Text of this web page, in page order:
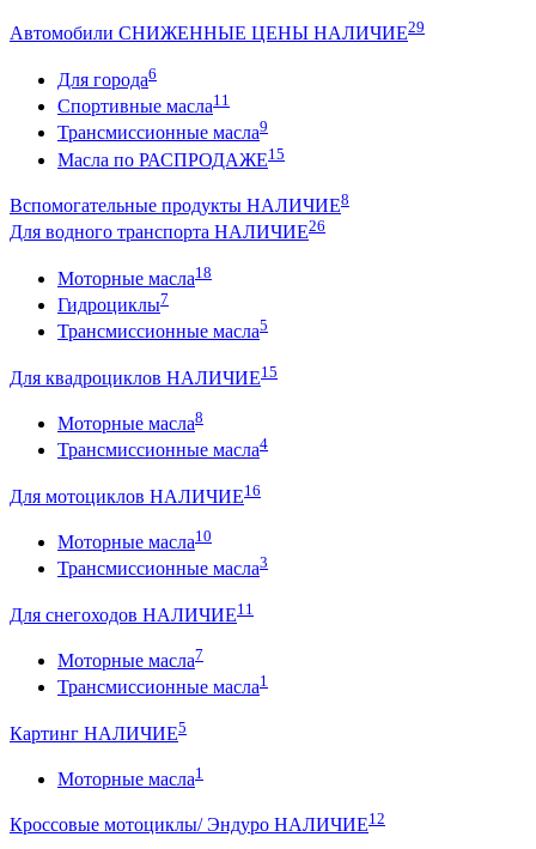
Автомобили СНИЖЕННЫЕ ЦЕНЫ НАЛИЧИЕ29
Для города6
Спортивные масла11
Трансмиссионные масла9
Масла по РАСПРОДАЖЕ15
Вспомогательные продукты НАЛИЧИЕ8
Для водного транспорта НАЛИЧИЕ26
Моторные масла18
Гидроциклы7
Трансмиссионные масла5
Для квадроциклов НАЛИЧИЕ15
Моторные масла8
Трансмиссионные масла4
Для мотоциклов НАЛИЧИЕ16
Моторные масла10
Трансмиссионные масла3
Для снегоходов НАЛИЧИЕ11
Моторные масла7
Трансмиссионные масла1
Картинг НАЛИЧИЕ5
Моторные масла1
Кроссовые мотоциклы/ Эндуро НАЛИЧИЕ12